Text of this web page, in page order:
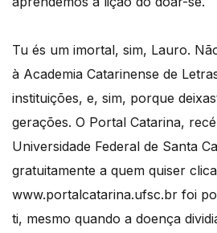
Tu és um imortal, sim, Lauro.
à Academia Catarinense de
instituições, e, sim, porque
gerações. O Portal Catarina,
Universidade Federal de Santa
gratuitamente a quem quiser
www.portalcatarina.ufsc.br foi
ti, mesmo quando a doença